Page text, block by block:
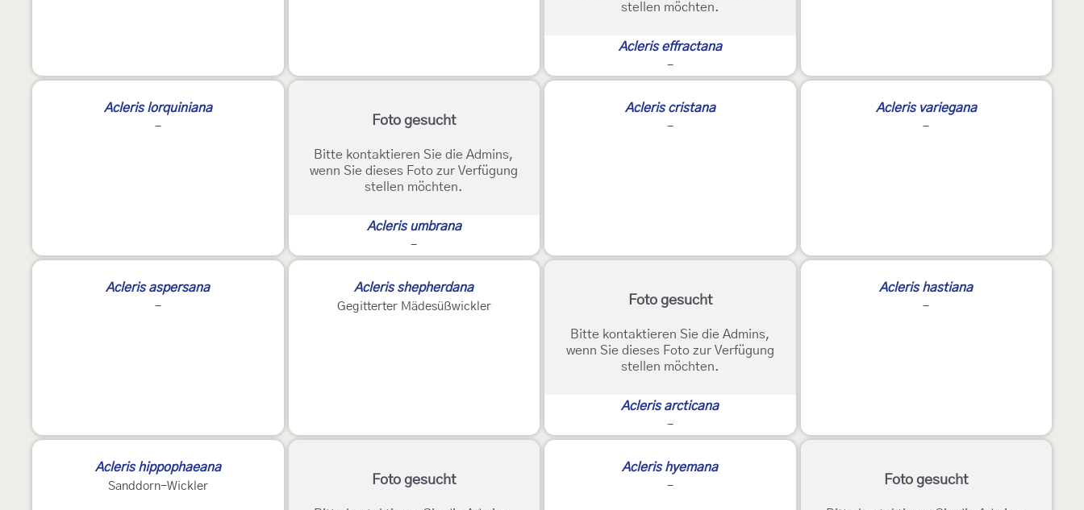
stellen möchten.
Acleris effractana
-
Acleris lorquiniana
- Foto gesucht
Bitte kontaktieren Sie die Admins,
wenn Sie dieses Foto zur Verfügung
stellen möchten.
Acleris umbrana
-
Acleris cristana
-
Acleris variegana
-
Acleris aspersana
-
Acleris shepherdana
Gegitterter Mädesüßwickler Foto gesucht
Bitte kontaktieren Sie die Admins,
wenn Sie dieses Foto zur Verfügung
stellen möchten.
Acleris arcticana
-
Acleris hastiana
-
Acleris hippophaeana
Sanddorn-Wickler Foto gesucht
Acleris hyemana
- Foto gesucht